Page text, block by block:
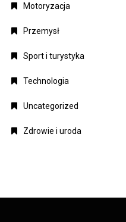
Motoryzacja
Przemysł
Sport i turystyka
Technologia
Uncategorized
Zdrowie i uroda